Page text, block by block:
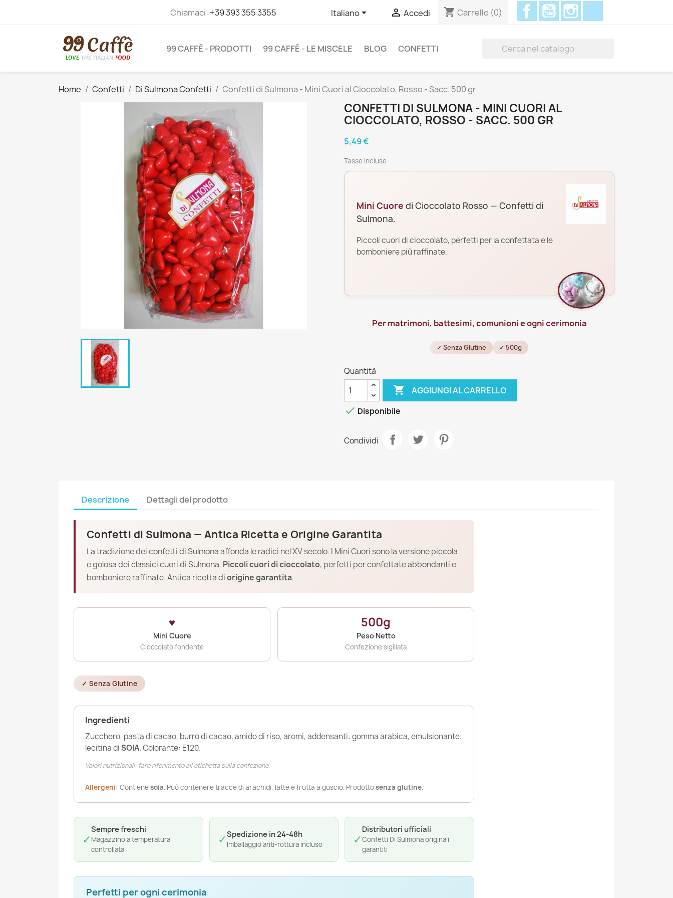
Chiamaci: +39 393 355 3355 Italiano  Accedi shopping_cart Carrello (0)
FacebookYouTube
99 CAFFÈ - PRODOTTI 99 CAFFÉ - LE MISCELE BLOG CONFETTI
Home Confetti Di Sulmona Confetti Confetti di Sulmona - Mini Cuori al Cioccolato, Rosso - Sacc. 500 gr
CONFETTI DI SULMONA - MINI CUORI AL
CIOCCOLATO, ROSSO - SACC. 500 GR
5,49 €
Tasse incluse
Mini Cuore di Cioccolato Rosso — Confetti di
Sulmona.
Piccoli cuori di cioccolato, perfetti per la confettata e le
bomboniere più raffinate.
Per matrimoni, battesimi, comunioni e ogni cerimonia
✓ Senza Glutine ✓ 500g
Quantità
 AGGIUNGI AL CARRELLO
 Disponibile
Condividi
Descrizione Dettagli del prodotto
Confetti di Sulmona — Antica Ricetta e Origine Garantita
La tradizione dei confetti di Sulmona affonda le radici nel XV secolo. I Mini Cuori sono la versione piccola
e golosa dei classici cuori di Sulmona. Piccoli cuori di cioccolato, perfetti per confettate abbondanti e
bomboniere raffinate. Antica ricetta diorigine garantita.
♥
Mini Cuore
Cioccolato fondente
500g
Peso Netto
Confezione sigillata
✓ Senza Glutine
Ingredienti
Zucchero, pasta di cacao, burro di cacao, amido di riso, aromi, addensanti: gomma arabica, emulsionante:
lecitina diSOIA. Colorante: E120.
Valori nutrizionali: fare riferimento all’etichetta sulla confezione.
Allergeni: Contienesoia. Può contenere tracce di arachidi, latte e frutta a guscio. Prodottosenza glutine.
✓
Sempre freschi
Magazzino a temperatura
controllata
✓Spedizione in 24-48h
Imballaggio anti-rottura incluso ✓
Distributori ufficiali
Confetti Di Sulmona originali
garantiti
Perfetti per ogni cerimonia